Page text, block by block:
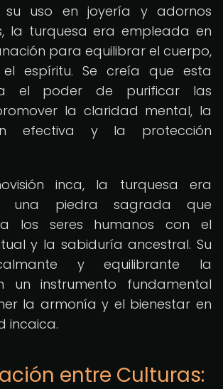
su uso en joyería y adornos
la turquesa era empleada en
para equilibrar el cuerpo,
espíritu. Se creía que esta
el poder de purificar las
la claridad mental, la
efectiva y la protección
inca, la turquesa era
una piedra sagrada que
los seres humanos con el
y la sabiduría ancestral. Su
y equilibrante la
un instrumento fundamental
la armonía y el bienestar en
incaica.
entre Culturas: